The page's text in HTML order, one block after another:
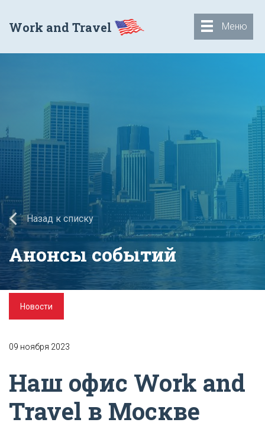
Меню
Work and Travel
Назад к списку
Анонсы событий
Новости
09 ноября 2023
Наш офис Work and
Travel в Москве